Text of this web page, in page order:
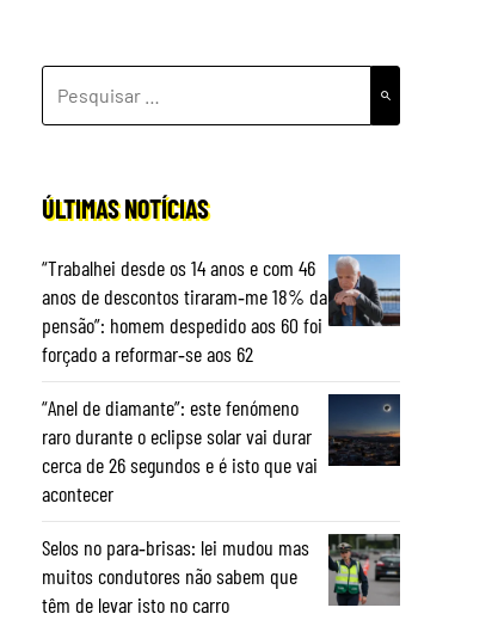
POR:
ÚLTIMAS NOTÍCIAS
“Trabalhei desde os 14 anos e com 46
anos de descontos tiraram‑me 18% da
pensão”: homem despedido aos 60 foi
forçado a reformar‑se aos 62
“Anel de diamante”: este fenómeno
raro durante o eclipse solar vai durar
cerca de 26 segundos e é isto que vai
acontecer
Selos no para‑brisas: lei mudou mas
muitos condutores não sabem que
têm de levar isto no carro